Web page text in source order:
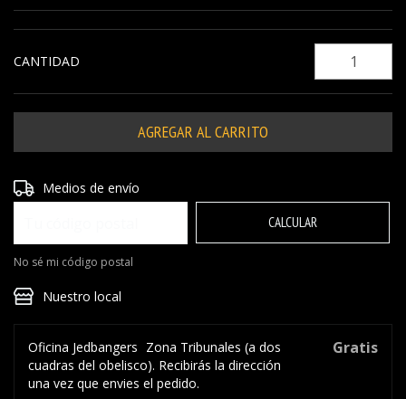
CANTIDAD
Entregas para el CP:
Medios de envío
CALCULAR
No sé mi código postal
Nuestro local
Oficina Jedbangers Zona Tribunales (a dos
cuadras del obelisco). Recibirás la dirección
una vez que envies el pedido.
Gratis